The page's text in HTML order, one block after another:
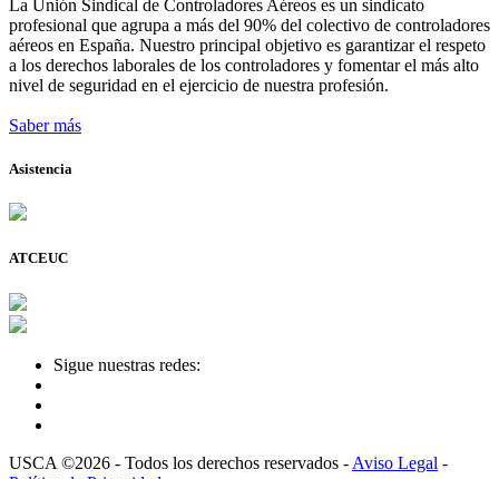
La Unión Sindical de Controladores Aéreos es un sindicato
profesional que agrupa a más del 90% del colectivo de controladores
aéreos en España. Nuestro principal objetivo es garantizar el respeto
a los derechos laborales de los controladores y fomentar el más alto
nivel de seguridad en el ejercicio de nuestra profesión.
Saber más
Asistencia
ATCEUC
Sigue nuestras redes:
USCA ©2026 - Todos los derechos reservados - Aviso Legal -